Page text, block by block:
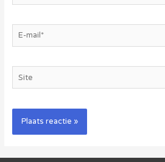
*
E-
mail*
Site